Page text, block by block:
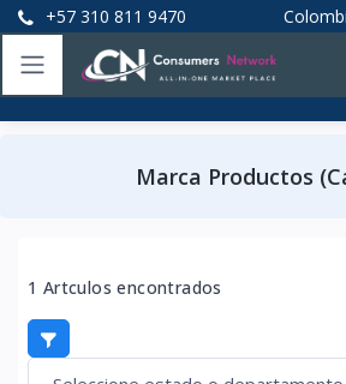
+57 310 811 9470
Marca Productos
1 Artculos encontrados